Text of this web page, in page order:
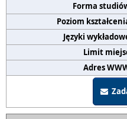
Forma
Poziom
Języki
Limit
Adres